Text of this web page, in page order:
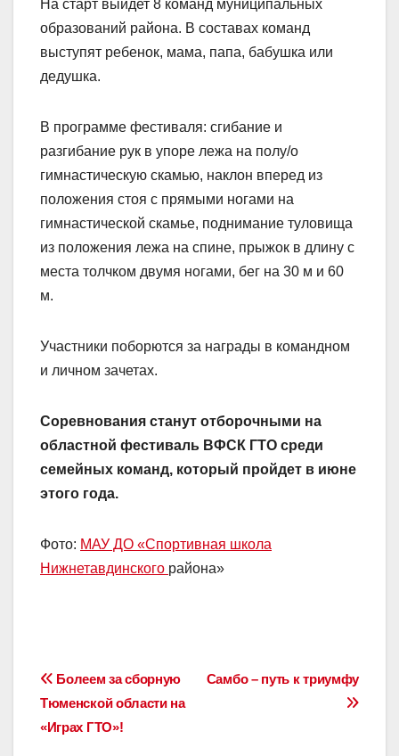
На старт выйдет 8 команд муниципальных
образований района. В составах команд
выступят ребенок, мама, папа, бабушка или
дедушка.
В программе фестиваля: сгибание и
разгибание рук в упоре лежа на полу/о
гимнастическую скамью, наклон вперед из
положения стоя с прямыми ногами на
гимнастической скамье, поднимание туловища
из положения лежа на спине, прыжок в длину с
места толчком двумя ногами, бег на 30 м и 60
м.
Участники поборются за награды в командном
и личном зачетах.
Соревнования станут отборочными на
областной фестиваль ВФСК ГТО среди
семейных команд, который пройдет в июне
этого года.
Фото: МАУ ДО «Спортивная школа
Нижнетавдинского района»
Навигация
по
Самбо – путь к триумфу
Болеем за сборную
Тюменской области на
«Играх ГТО»!